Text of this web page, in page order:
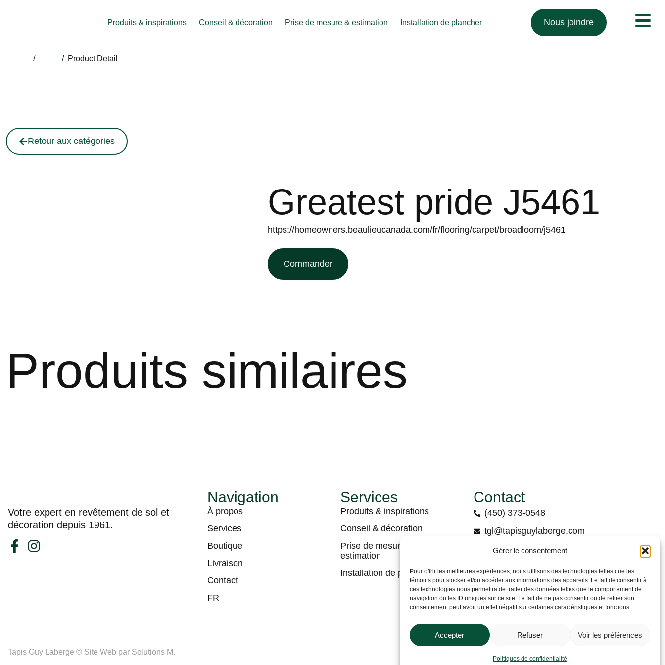
Gérer le consentement
Pour offrir les meilleures expériences, nous utilisons des technologies telles que les
témoins pour stocker et/ou accéder aux informations des appareils. Le fait de consentir à
ces technologies nous permettra de traiter des données telles que le comportement de
navigation ou les ID uniques sur ce site. Le fait de ne pas consentir ou de retirer son
consentement peut avoir un effet négatif sur certaines caractéristiques et fonctions.
Accepter Refuser Voir les préférences
Politiques de confidentialité
Produits & inspirations Conseil & décoration Prise de mesure & estimation Installation de plancher Nous joindre
/ / Product Detail
Retour aux catégories
Greatest pride J5461
https://homeowners.beaulieucanada.com/fr/flooring/carpet/broadloom/j5461
Commander
Produits similaires
Votre expert en revêtement de sol et
décoration depuis 1961.
Navigation
À propos
Services
Boutique
Livraison
Contact
FR
Services
Produits & inspirations
Conseil & décoration
Prise de mesures &
estimation
Installation de plancher
Contact
(450) 373-0548
tgl@tapisguylaberge.com
3275 Bd Monseigneur-Langlois, Salaberry-
Tapis Guy Laberge © Site Web par Solutions M.